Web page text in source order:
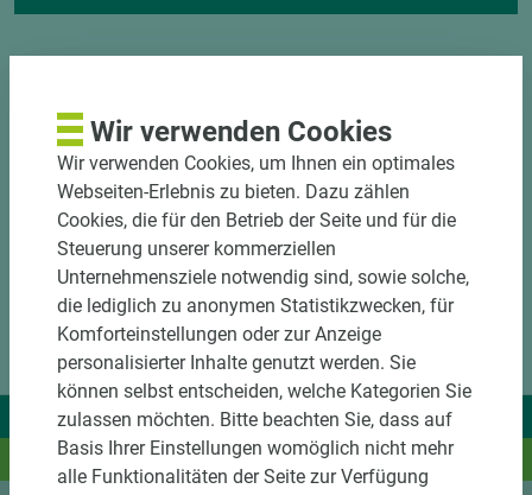
Wir liefern Ideen.
Und das passende Holz dazu.
Wir verwenden Cookies
Wir verwenden Cookies, um Ihnen ein optimales
Webseiten-Erlebnis zu bieten. Dazu zählen
Cookies, die für den Betrieb der Seite und für die
Steuerung unserer kommerziellen
Unternehmensziele notwendig sind, sowie solche,
die lediglich zu anonymen Statistikzwecken, für
Komforteinstellungen oder zur Anzeige
personalisierter Inhalte genutzt werden. Sie
können selbst entscheiden, welche Kategorien Sie
zulassen möchten. Bitte beachten Sie, dass auf
Basis Ihrer Einstellungen womöglich nicht mehr
alle Funktionalitäten der Seite zur Verfügung